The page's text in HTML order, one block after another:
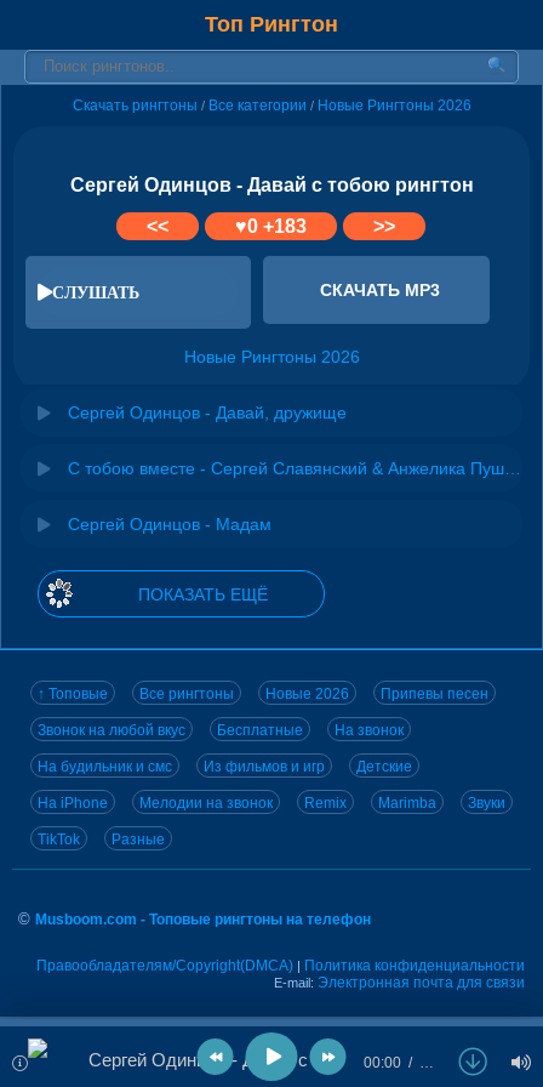
Топ Рингтон
Скачать рингтоны / Все категории / Новые Рингтоны 2026
Сергей Одинцов - Давай с тобою рингтон
<<
♥0+183 >>
СЛУШАТЬ СКАЧАТЬ MP3
Новые Рингтоны 2026
Сергей Одинцов - Давай, дружище
Сергей Одинцов - Мадам
ПОКАЗАТЬ ЕЩЁ
↑ Топовые Все рингтоны Новые 2026 Припевы песен
Звонок на любой вкус Бесплатные На звонок
На будильник и смс Из фильмов и игр Детские
На iPhone Мелодии на звонок Remix Marimba Звуки
TikTok Разные
© Musboom.com - Топовые рингтоны на телефон
Правообладателям/Copyright(DMCA) | Политика конфиденциальности
E-mail: Электронная почта для связи
Сергей Одинцов - Давай с тобою 00:00 …